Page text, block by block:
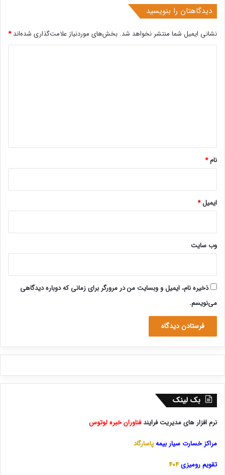
دیدگاهتان را بنویسید
نشانی ایمیل شما منتشر نخواهد شد. بخش‌های موردنیاز علامت‌گذاری شده‌اند*
نام*
ایمیل*
وب‌ سایت
ذخیره نام، ایمیل و وبسایت من در مرورگر برای زمانی که دوباره دیدگاهی
می‌نویسم.
بک لینک
نرم افزار های مدیریت فرایندفناوران خبره لوتوس
مراکز خسارت سیار بیمهپاسارگاد
تقویم رومیزی404